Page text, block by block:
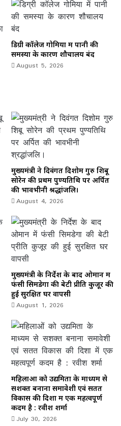
डिग्री कॉलेज गोमिया में पानी की
समस्या के कारण शौचालय बंद
August 5, 2026
मुख्यमंत्री ने दिवंगत दिशोम गुरु शिबू
सोरेन की प्रथम पुण्यतिथि पर अर्पित
की भावभीनी श्रद्धांजलि।
August 4, 2026
मुख्यमंत्री के निर्देश के बाद ओमान में
फंसी सिमडेगा की बेटी प्रीति कुजूर की
हुई सुरक्षित घर वापसी
August 1, 2026
महिलाओं को उद्यमिता के माध्यम से
सशक्त बनाना समावेशी एवं सतत
विकास की दिशा में एक महत्वपूर्ण
कदम है : रवीश शर्मा
July 30, 2026